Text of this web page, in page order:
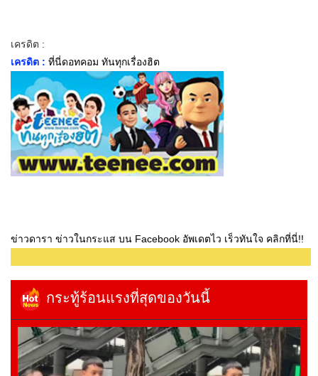
เครดิต :
เครดิต : ที่นี่ดอทคอม ทันทุกเรื่องฮิต
ข่าวดารา ข่าวในกระแส บน Facebook อัพเดตไว เร็วทันใจ คลิกที่นี่!!
กระทู้ร้อนแรงที่สุดของวันนี้